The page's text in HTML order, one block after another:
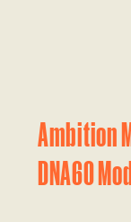
Ambition
DNA60